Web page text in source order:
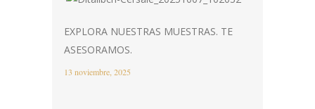
EXPLORA NUESTRAS MUESTRAS. TE
ASESORAMOS.
13 noviembre, 2025